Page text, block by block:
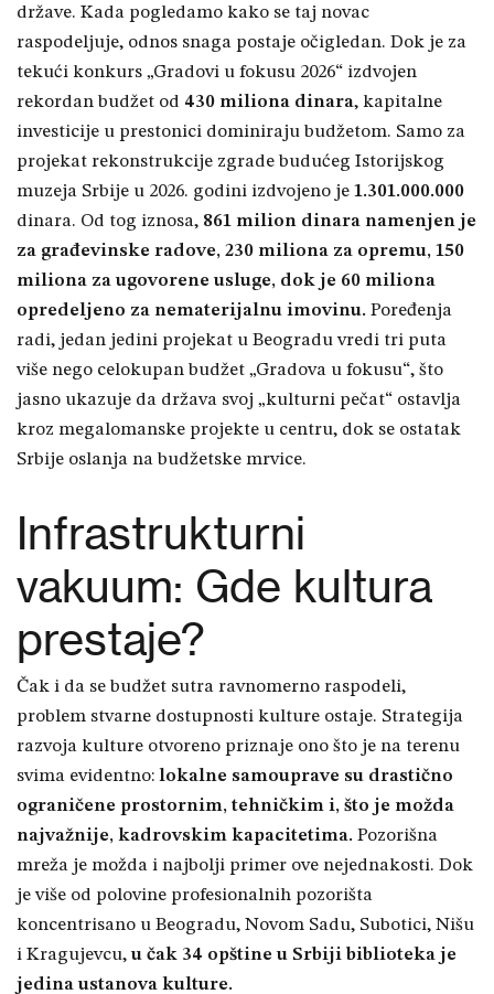
države. Kada pogledamo kako se taj novac
raspodeljuje, odnos snaga postaje očigledan. Dok je za
tekući konkurs „Gradovi u fokusu 2026“ izdvojen
rekordan budžet od 430 miliona dinara, kapitalne
investicije u prestonici dominiraju budžetom. Samo za
projekat rekonstrukcije zgrade budućeg Istorijskog
muzeja Srbije u 2026. godini izdvojeno je 1.301.000.000
dinara. Od tog iznosa, 861 milion dinara namenjen je
za građevinske radove, 230 miliona za opremu, 150
miliona za ugovorene usluge, dok je 60 miliona
opredeljeno za nematerijalnu imovinu. Poređenja
radi, jedan jedini projekat u Beogradu vredi tri puta
više nego celokupan budžet „Gradova u fokusu“, što
jasno ukazuje da država svoj „kulturni pečat“ ostavlja
kroz megalomanske projekte u centru, dok se ostatak
Srbije oslanja na budžetske mrvice.
Infrastrukturni
vakuum: Gde kultura
prestaje?
Čak i da se budžet sutra ravnomerno raspodeli,
problem stvarne dostupnosti kulture ostaje. Strategija
razvoja kulture otvoreno priznaje ono što je na terenu
svima evidentno: lokalne samouprave su drastično
ograničene prostornim, tehničkim i, što je možda
najvažnije, kadrovskim kapacitetima. Pozorišna
mreža je možda i najbolji primer ove nejednakosti. Dok
je više od polovine profesionalnih pozorišta
koncentrisano u Beogradu, Novom Sadu, Subotici, Nišu
i Kragujevcu,u čak 34 opštine u Srbiji biblioteka je
jedina ustanova kulture.